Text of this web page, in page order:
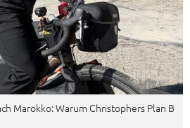
Marokko: Warum Christophers Plan B